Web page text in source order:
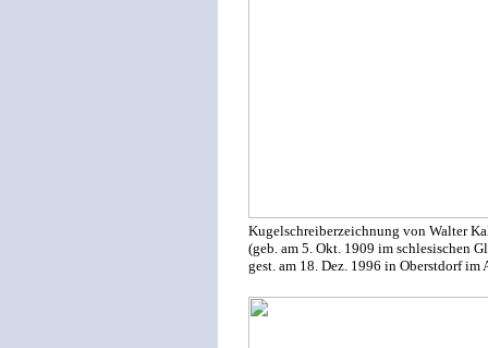
Kugelschreiberzeichnung von Walter
(geb. am 5. Okt. 1909 im schlesischen
gest. am 18. Dez. 1996 in Oberstdorf im